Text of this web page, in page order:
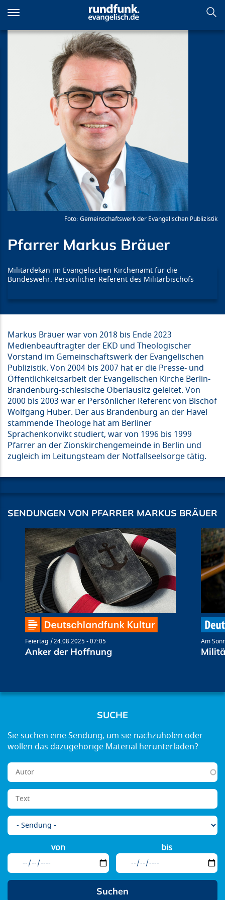
zum
Inhalt
Gemeinschaftswerk der Evangelischen Publizistik
Pfarrer Markus Bräuer
Militärdekan im Evangelischen Kirchenamt für die
Bundeswehr. Persönlicher Referent des Militärbischofs
Markus Bräuer war von 2018 bis Ende 2023
Medienbeauftragter der EKD und Theologischer
Vorstand im Gemeinschaftswerk der Evangelischen
Publizistik. Von 2004 bis 2007 hat er die Presse- und
Öffentlichkeitsarbeit der Evangelischen Kirche Berlin-
Brandenburg-schlesische Oberlausitz geleitet. Von
2000 bis 2003 war er Persönlicher Referent von Bischof
Wolfgang Huber. Der aus Brandenburg an der Havel
stammende Theologe hat am Berliner
Sprachenkonvikt studiert, war von 1996 bis 1999
Pfarrer an der Zionskirchengemeinde in Berlin und
zugleich im Leitungsteam der Notfallseelsorge tätig.
SENDUNGEN VON PFARRER MARKUS BRÄUER
Feiertag 24.08.2025 - 07:05
Anker der Hoffnung
Am
SUCHE
von bis